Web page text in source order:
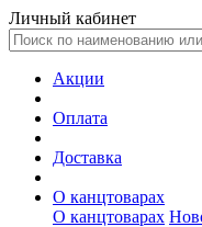
Личный кабинет
Акции
Оплата
Доставка
О канцтоварах
О канцтоварах